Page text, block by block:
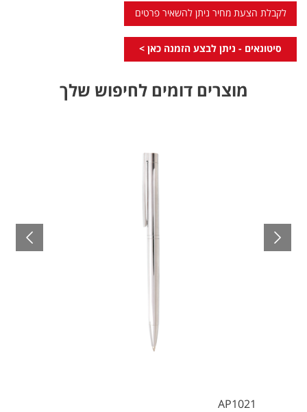
לקבלת הצעת מחיר ניתן להשאיר פרטים
סיטונאים - ניתן לבצע הזמנה כאן >
מוצרים דומים לחיפוש שלך
AP1021